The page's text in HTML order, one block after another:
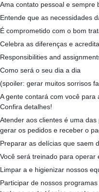
Ama contato pessoal e sempre
Entende que as necessidades
É comprometido com o bom
Celebra as diferenças e
Responsibilities and
Como será o seu dia a dia
(spoiler: gerar muitos sorrisos
A gente contará com você
Confira detalhes!
Atender aos clientes é uma
gerar os pedidos e receber o
Preparar as delícias que saem
Você será treinado para operar
Limpar a e higienizar nossos
Participar de nossos